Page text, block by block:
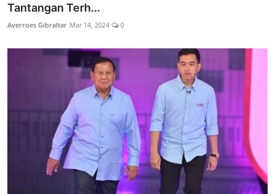
Tantangan Terh...
Averroes Gibraltar Mar 14, 2024 0